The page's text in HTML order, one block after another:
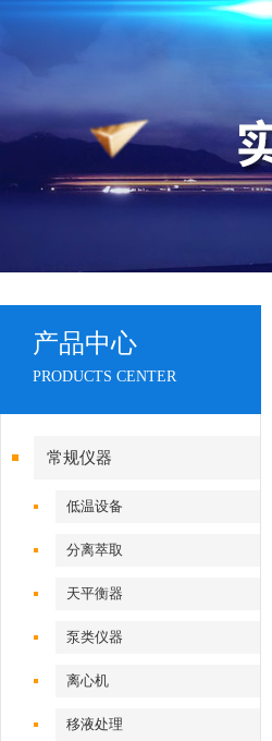
产品中心
PRODUCTS CENTER
常规仪器
低温设备
分离萃取
天平衡器
泵类仪器
离心机
移液处理